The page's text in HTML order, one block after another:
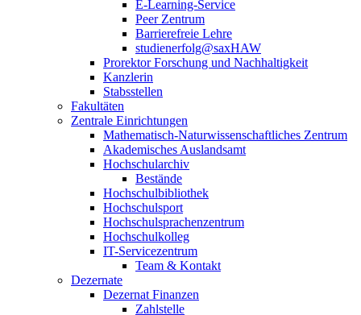
E-Learning-Service
Peer Zentrum
Barrierefreie Lehre
studienerfolg@saxHAW
Prorektor Forschung und Nachhaltigkeit
Kanzlerin
Stabsstellen
Fakultäten
Zentrale Einrichtungen
Mathematisch-Naturwissenschaftliches Zentrum
Akademisches Auslandsamt
Hochschularchiv
Bestände
Hochschulbibliothek
Hochschulsport
Hochschulsprachenzentrum
Hochschulkolleg
IT-Servicezentrum
Team & Kontakt
Dezernate
Dezernat Finanzen
Zahlstelle